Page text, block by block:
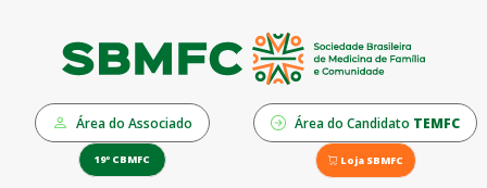
Área do Associado Área do Candidato TEMFC
19º CBMFC Loja SBMFC